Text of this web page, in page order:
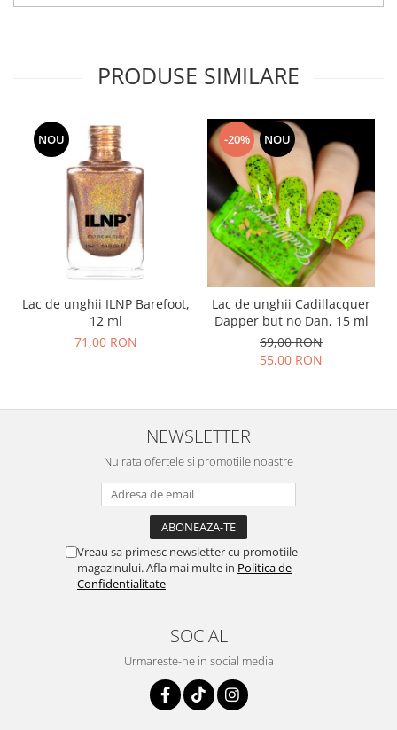
PRODUSE SIMILARE
NOU
Lac de unghii ILNP Barefoot,
12 ml
71,00 RON
-20% NOU
Lac de unghii Cadillacquer
Dapper but no Dan, 15 ml
69,00 RON
55,00 RON
NEWSLETTER
Nu rata ofertele si promotiile noastre
Vreau sa primesc newsletter cu promotiile
magazinului. Afla mai multe in Politica de
Confidentialitate
SOCIAL
Urmareste-ne in social media